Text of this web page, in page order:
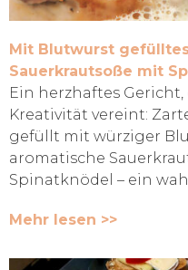
Mit Blutwurst
Sauerkrautsoße mit
Ein herzhaftes
Kreativität vereint:
gefüllt mit würziger
aromatische
Spinatknödel – ein
Mehr lesen >>